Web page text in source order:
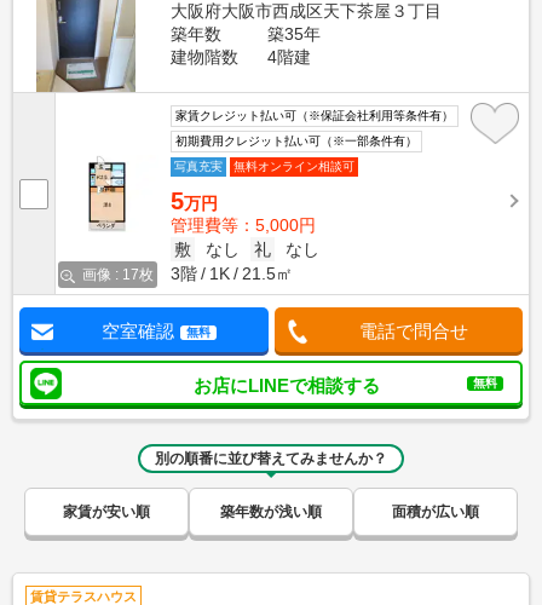
大阪府大阪市西成区天下茶屋３丁目
築年数
築35年
建物階数
4階建
画像 : 17枚
家賃クレジット払い可（※保証会社利用等条件有）
初期費用クレジット払い可（※一部条件有）
写真充実
無料オンライン相談可
5万円
管理費等：5,000円
敷
なし 礼
なし
3階
1K 21.5㎡
空室確認 無料 電話で問合せ
お店にLINEで相談する 無料
別の順番に並び替えてみませんか？
家賃が安い順 築年数が浅い順 面積が広い順
賃貸テラスハウス